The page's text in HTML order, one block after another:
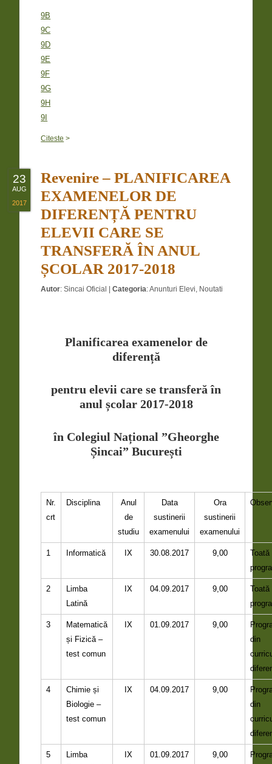
9B
9C
9D
9E
9F
9G
9H
9I
Citeste >
Revenire – PLANIFICAREA
EXAMENELOR DE
DIFERENȚĂ PENTRU
ELEVII CARE SE
TRANSFERĂ ÎN ANUL
ȘCOLAR 2017-2018
Autor:Sincai Oficial |Categoria:Anunturi Elevi, Noutati
Planificarea examenelor de
diferență
pentru elevii care se transferă în
anul școlar 2017-2018
în Colegiul Național ”Gheorghe
Șincai” București
Nr.
crt
Disciplina
Anul
de
studiu
Data
sustinerii
examenului
Ora
sustinerii
examenului
1 Informatică IX 30.08.2017 9,00
Toată
2
Limba
Latină
IX 04.09.2017 9,00
Toată
3
Matematică
și Fizică –
test comun
IX 01.09.2017 9,00
din
4
Chimie și
Biologie –
test comun
IX 04.09.2017 9,00
din
5
Limba
IX 01.09.2017 9,00
23
AUG
2017